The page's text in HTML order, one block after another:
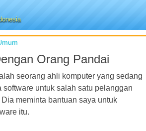
Orang Pandai
seorang ahli komputer yang sedang
software untuk salah satu pelanggan
meminta bantuan saya untuk
itu.